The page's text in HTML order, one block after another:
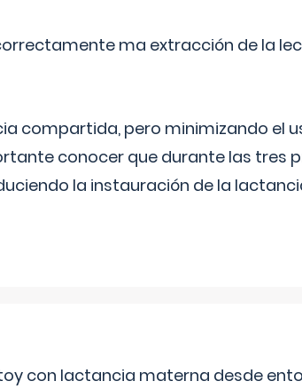
ma extracción de la
compartida, pero minimizando el
conocer que durante las tres
la instauración de la
con lactancia materna desde